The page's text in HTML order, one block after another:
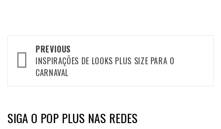
Post
navigation
PREVIOUS
INSPIRAÇÕES DE LOOKS PLUS SIZE PARA O
CARNAVAL
SIGA O POP PLUS NAS REDES